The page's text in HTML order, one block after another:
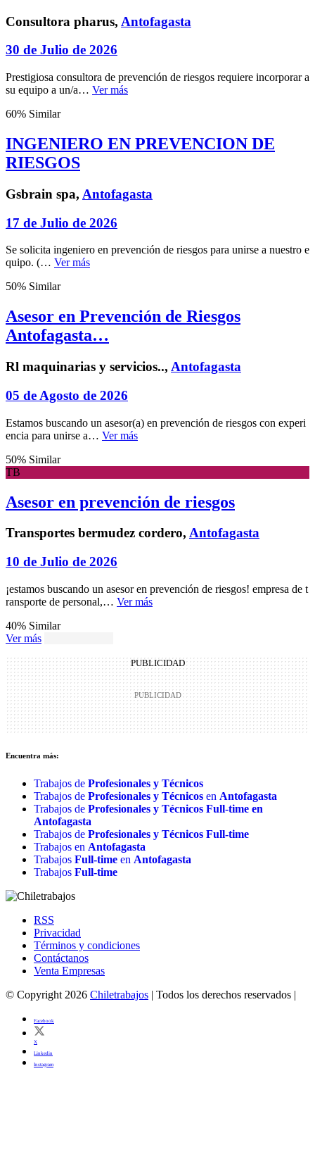
Consultora pharus, Antofagasta
30 de Julio de 2026
Prestigiosa consultora de prevención de riesgos requiere incorporar a
su equipo a un/a… Ver más
60% Similar
INGENIERO EN PREVENCION DE
RIESGOS
Gsbrain spa, Antofagasta
17 de Julio de 2026
Se solicita ingeniero en prevención de riesgos para unirse a nuestro e
quipo. (… Ver más
50% Similar
Asesor en Prevención de Riesgos
Antofagasta…
Rl maquinarias y servicios.., Antofagasta
05 de Agosto de 2026
Estamos buscando un asesor(a) en prevención de riesgos con experi
encia para unirse a… Ver más
50% Similar
TB
Asesor en prevención de riesgos
Transportes bermudez cordero, Antofagasta
10 de Julio de 2026
¡estamos buscando un asesor en prevención de riesgos! empresa de t
ransporte de personal,… Ver más
40% Similar
Ver más
PUBLICIDAD
Encuentra más:
Trabajos de Profesionales y Técnicos
Trabajos de Profesionales y Técnicos en Antofagasta
Trabajos de Profesionales y Técnicos Full-time en
Antofagasta
Trabajos de Profesionales y Técnicos Full-time
Trabajos en Antofagasta
Trabajos Full-time en Antofagasta
Trabajos Full-time
RSS
Privacidad
Términos y condiciones
Contáctanos
Venta Empresas
© Copyright 2026 Chiletrabajos | Todos los derechos reservados |
Facebook
X
Linkedin
Instagram